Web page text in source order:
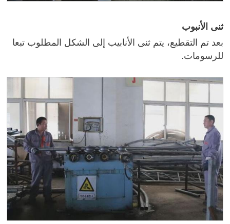
ثنى الأنبوب
بعد تم التقطيع، يتم ثنى الأنابيب إلى الشكل المطلوب تبعا
للرسومات.